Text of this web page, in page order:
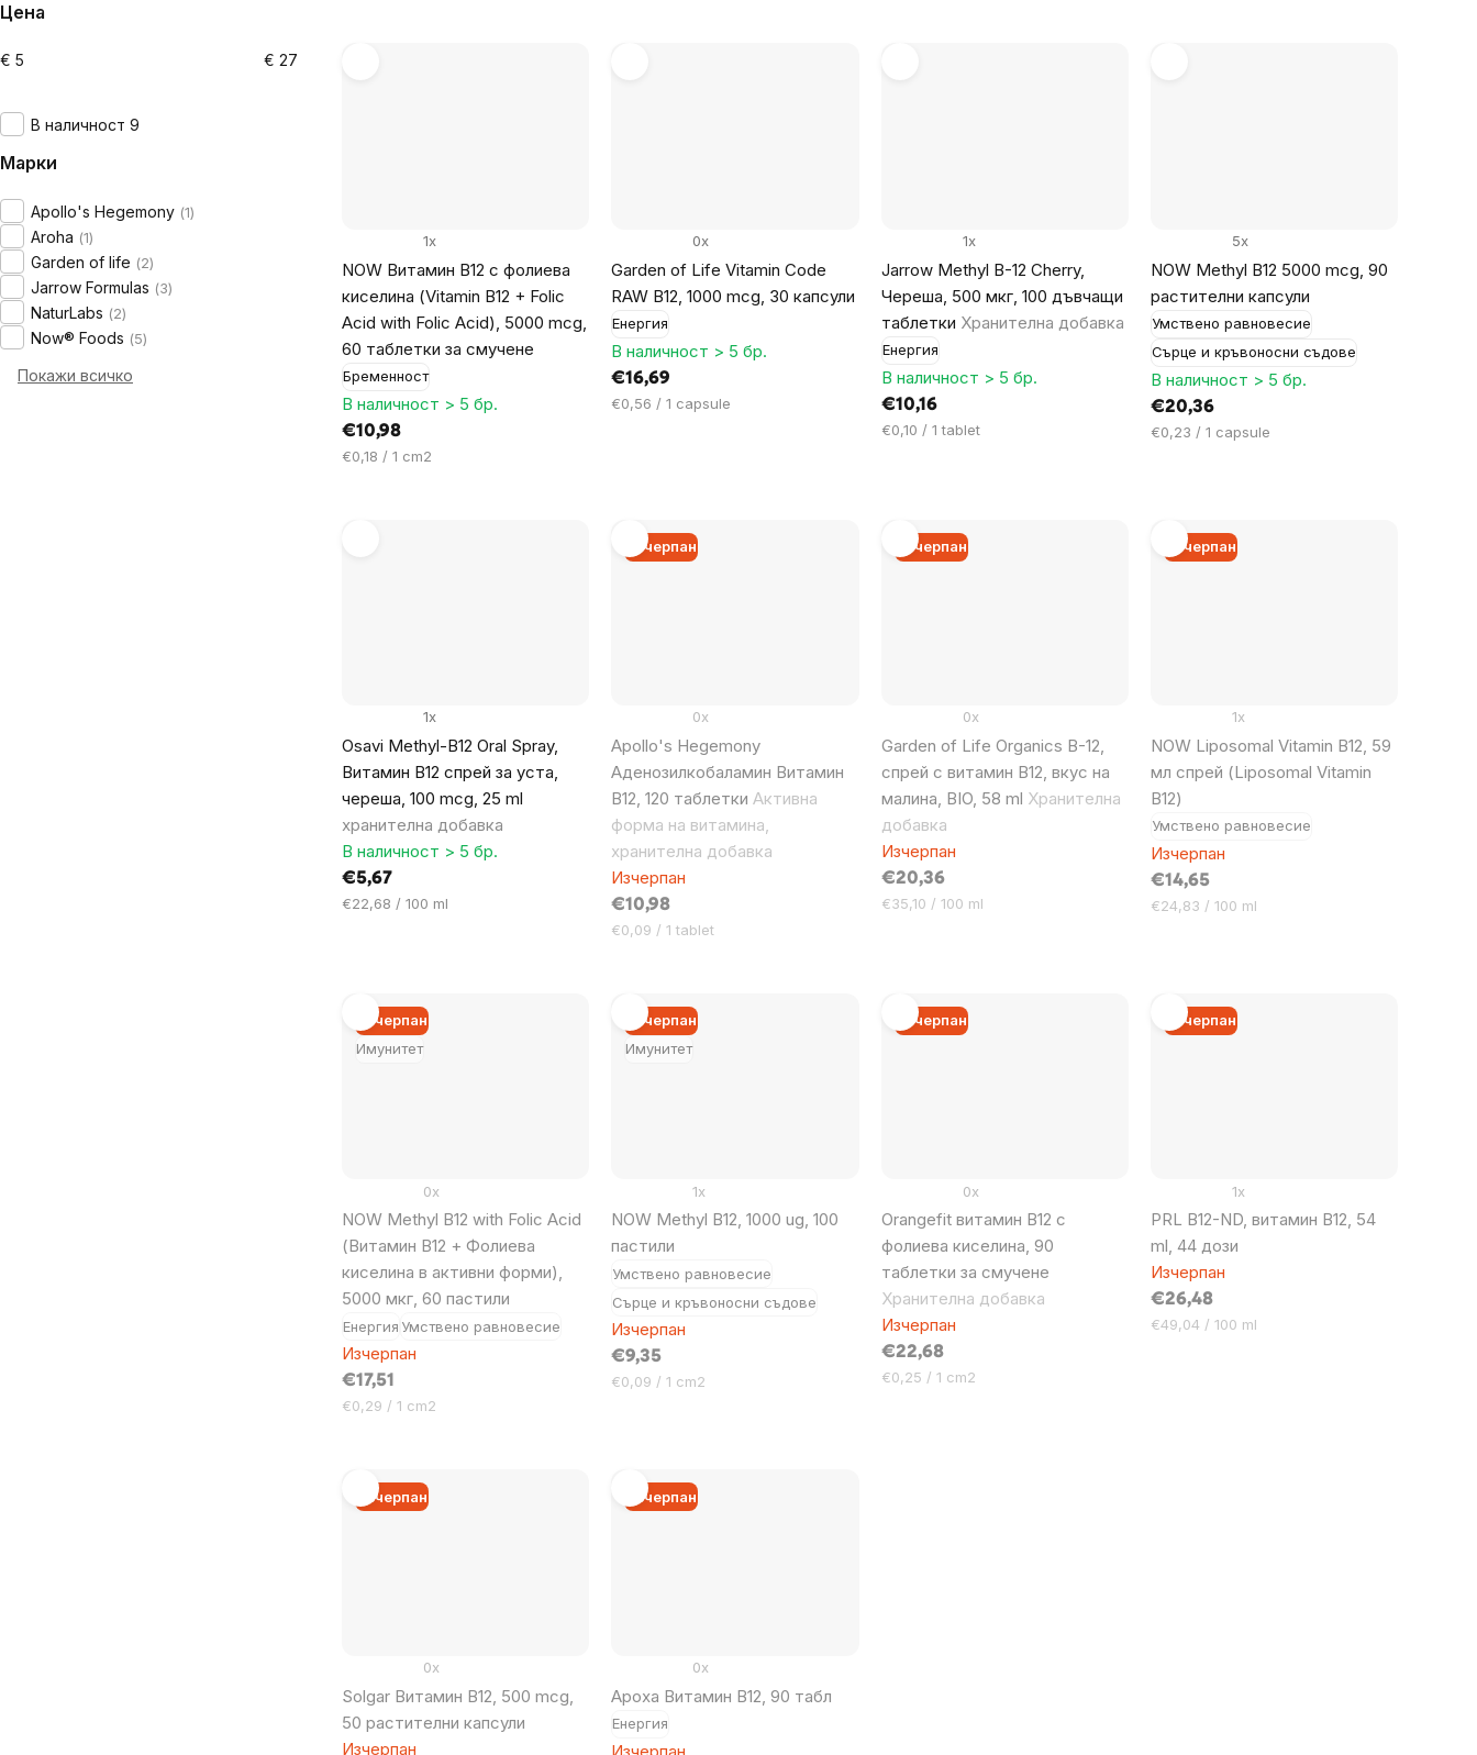
Цена
€ 5 € 27
В наличност 9
Марки
Apollo's Hegemony 1
Aroha 1
Garden of life 2
Jarrow Formulas 3
NaturLabs 2
Now® Foods 5
Покажи всичко
NOW Витамин B12 с фолиева
киселина (Vitamin B12 + Folic
Acid with Folic Acid), 5000 mcg,
60 таблетки за смучене
Бременност
1x
В наличност > 5 бр.
€10,98
Цена
€0,18 / 1 cm2
Garden of Life Vitamin Code
RAW B12, 1000 mcg, 30 капсули
Енергия
0x
В наличност > 5 бр.
€16,69
Цена
€0,56 / 1 capsule
Jarrow Methyl B-12 Cherry,
Череша, 500 мкг, 100 дъвчащи
таблетки Хранителна добавка
Енергия
1x
В наличност > 5 бр.
€10,16
Цена
€0,10 / 1 tablet
NOW Methyl B12 5000 mcg, 90
растителни капсули
Умствено равновесие
Сърце и кръвоносни съдове
5x
В наличност > 5 бр.
€20,36
Цена
€0,23 / 1 capsule
Osavi Methyl-B12 Oral Spray,
Витамин B12 спрей за уста,
череша, 100 mcg, 25 ml
хранителна добавка
1x
В наличност > 5 бр.
€5,67
Цена
€22,68 / 100 ml
Изчерпан
Apollo's Hegemony
Аденозилкобаламин Витамин
B12, 120 таблеткиАктивна
форма на витамина,
хранителна добавка
0x
Изчерпан
€10,98
Цена
€0,09 / 1 tablet
Изчерпан
Garden of Life Organics B-12,
спрей с витамин B12, вкус на
малина, BIO, 58 ml Хранителна
добавка
0x
Изчерпан
€20,36
Цена
€35,10 / 100 ml
Изчерпан
NOW Liposomal Vitamin B12, 59
мл спрей (Liposomal Vitamin
B12)
Умствено равновесие
1x
Изчерпан
€14,65
Цена
€24,83 / 100 ml
Имунитет
Изчерпан
NOW Methyl B12 with Folic Acid
(Витамин B12 + Фолиева
киселина в активни форми),
5000 мкг, 60 пастили
Енергия Умствено равновесие
0x
Изчерпан
€17,51
Цена
€0,29 / 1 cm2
Имунитет
Изчерпан
NOW Methyl B12, 1000 ug, 100
пастили
Умствено равновесие
Сърце и кръвоносни съдове
1x
Изчерпан
€9,35
Цена
€0,09 / 1 cm2
Изчерпан
Orangefit витамин В12 с
фолиева киселина, 90
таблетки за смучене
Хранителна добавка
0x
Изчерпан
€22,68
Цена
€0,25 / 1 cm2
Изчерпан
PRL B12-ND, витамин B12, 54
ml, 44 дози
1x
Изчерпан
€26,48
Цена
€49,04 / 100 ml
Изчерпан
Solgar Витамин B12, 500 mcg,
50 растителни капсули
0x
Изчерпан
Изчерпан
Ароха Витамин В12, 90 табл
Енергия
0x
Изчерпан